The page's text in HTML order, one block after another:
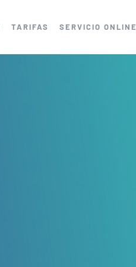
TARIFAS SERVICIO ONLINE